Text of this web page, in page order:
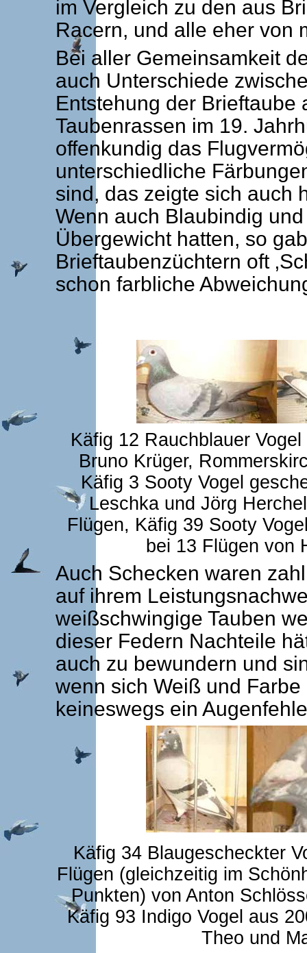
im Vergleich zu den aus
Racern, und alle eher von
Bei aller Gemeinsamkeit
auch Unterschiede
Entstehung der Brieftaube
Taubenrassen im 19.
offenkundig das
unterschiedliche
sind, das zeigte sich auch
Wenn auch Blaubindig
Übergewicht hatten, so
Brieftaubenzüchtern oft
schon farbliche
Käfig 12 Rauchblauer
Bruno Krüger,
Käfig 3 Sooty Vogel
Leschka und Jörg
Flügen, Käfig 39 Sooty
bei 13 Flügen von
Auch Schecken waren
auf ihrem
weißschwingige Tauben
dieser Federn Nachteile
auch zu bewundern und
wenn sich Weiß und
keineswegs ein
Käfig 34 Blaugescheckter
Flügen (gleichzeitig im
Punkten) von Anton
Käfig 93 Indigo Vogel aus
Theo und